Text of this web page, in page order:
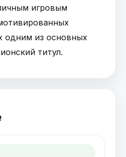
игровым
одним из основных
титул.